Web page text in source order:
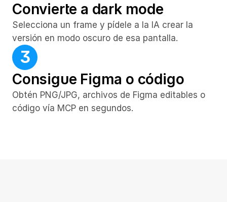
Convierte a dark mode
Selecciona un frame y pídele a la IA crear la
versión en modo oscuro de esa pantalla.
3
Consigue Figma o código
Obtén PNG/JPG, archivos de Figma editables o
código vía MCP en segundos.